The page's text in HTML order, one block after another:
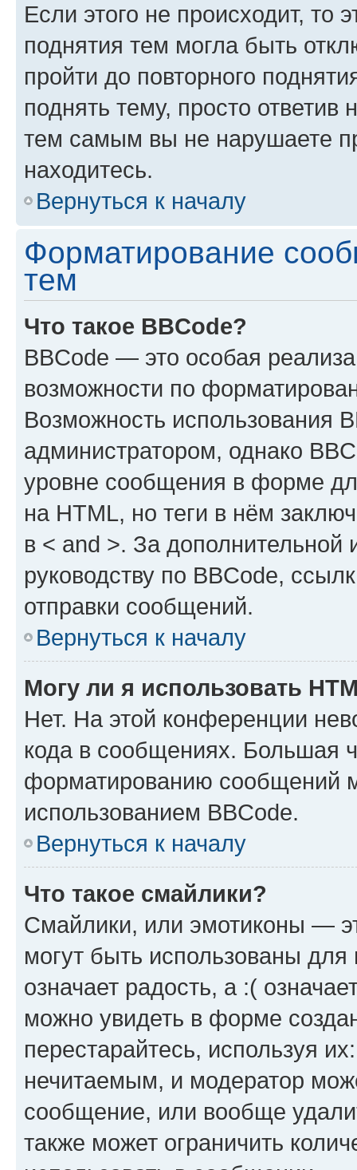
Если этого не происходит, то
поднятия тем могла быть
пройти до повторного
поднять тему, просто ответив
тем самым вы не нарушаете
находитесь.
Вернуться к началу
Форматирование
тем
Что такое BBCode?
BBCode — это особая
возможности по
Возможность использования
администратором, однако
уровне сообщения в форме
на HTML, но теги в нём
в < and >. За
руководству по BBCode,
отправки сообщений.
Вернуться к началу
Могу ли я использовать
Нет. На этой конференции
кода в сообщениях. Большая
форматированию сообщений
использованием BBCode.
Вернуться к началу
Что такое смайлики?
Смайлики, или эмотиконы —
могут быть использованы
означает радость, а :(
можно увидеть в форме
перестарайтесь, используя
нечитаемым, и модератор
сообщение, или вообще
также может ограничить